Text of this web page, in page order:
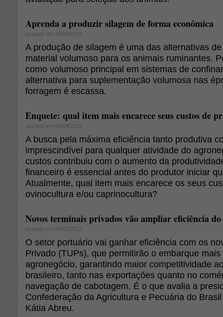
Aprenda a produzir silagem de forma econômica
postado em 25/09/2013
A produção de silagem é uma das alternativas
material volumoso para os animais ruminantes.
como volumoso principal em sistemas de
alternativa para suplementação volumosa nas
forragem é escassa.
Enquete: qual item mais encarece seus custos de
postado em 06/09/2013
A busca pela máxima eficiência tanto produtiva
imprescindível para qualquer atividade do
custos contribuiu com o aumento da
financeiro é essencial antes do produtor iniciar
Atualmente, qual item mais encarece os seus
ovinocultura e/ou caprinocultura?
Novos terminais privados vão ampliar eficiência
postado em 04/07/2013
O setor portuário vai ganhar eficiência com os
Privado (TUPs), que permitirão o embarque
agronegócio, garantindo maior competitividade
brasileiro, tanto nas exportações quanto no
navegação de cabotagem. É o que avalia a
Confederação da Agricultura e Pecuária do
Kátia Abreu.